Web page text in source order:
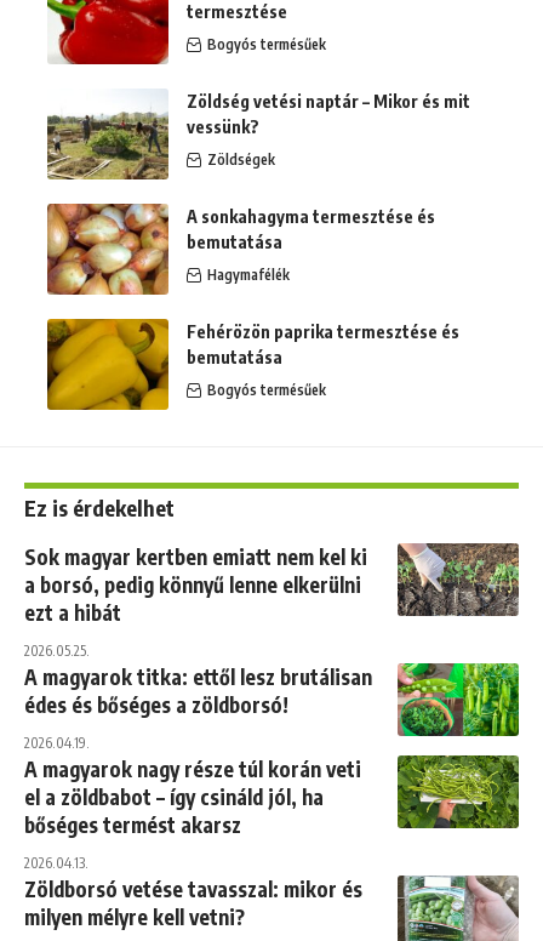
termesztése
Bogyós termésűek
Zöldség vetési naptár – Mikor és mit
vessünk?
Zöldségek
A sonkahagyma termesztése és
bemutatása
Hagymafélék
Fehérözön paprika termesztése és
bemutatása
Bogyós termésűek
Ez is érdekelhet
Sok magyar kertben emiatt nem kel ki
a borsó, pedig könnyű lenne elkerülni
ezt a hibát
2026.05.25.
A magyarok titka: ettől lesz brutálisan
édes és bőséges a zöldborsó!
2026.04.19.
A magyarok nagy része túl korán veti
el a zöldbabot – így csináld jól, ha
bőséges termést akarsz
2026.04.13.
Zöldborsó vetése tavasszal: mikor és
milyen mélyre kell vetni?